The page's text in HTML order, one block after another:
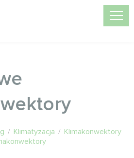
/ Klimatyzacja / Klimakonwektory